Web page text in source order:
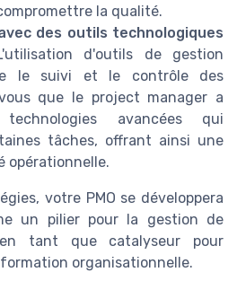
la qualité.
des outils technologiques
d'outils de gestion
le suivi et le contrôle des
que le project manager a
avancées qui
tâches, offrant ainsi une
opérationnelle.
votre PMO se développera
un pilier pour la gestion de
tant que catalyseur pour
organisationnelle.